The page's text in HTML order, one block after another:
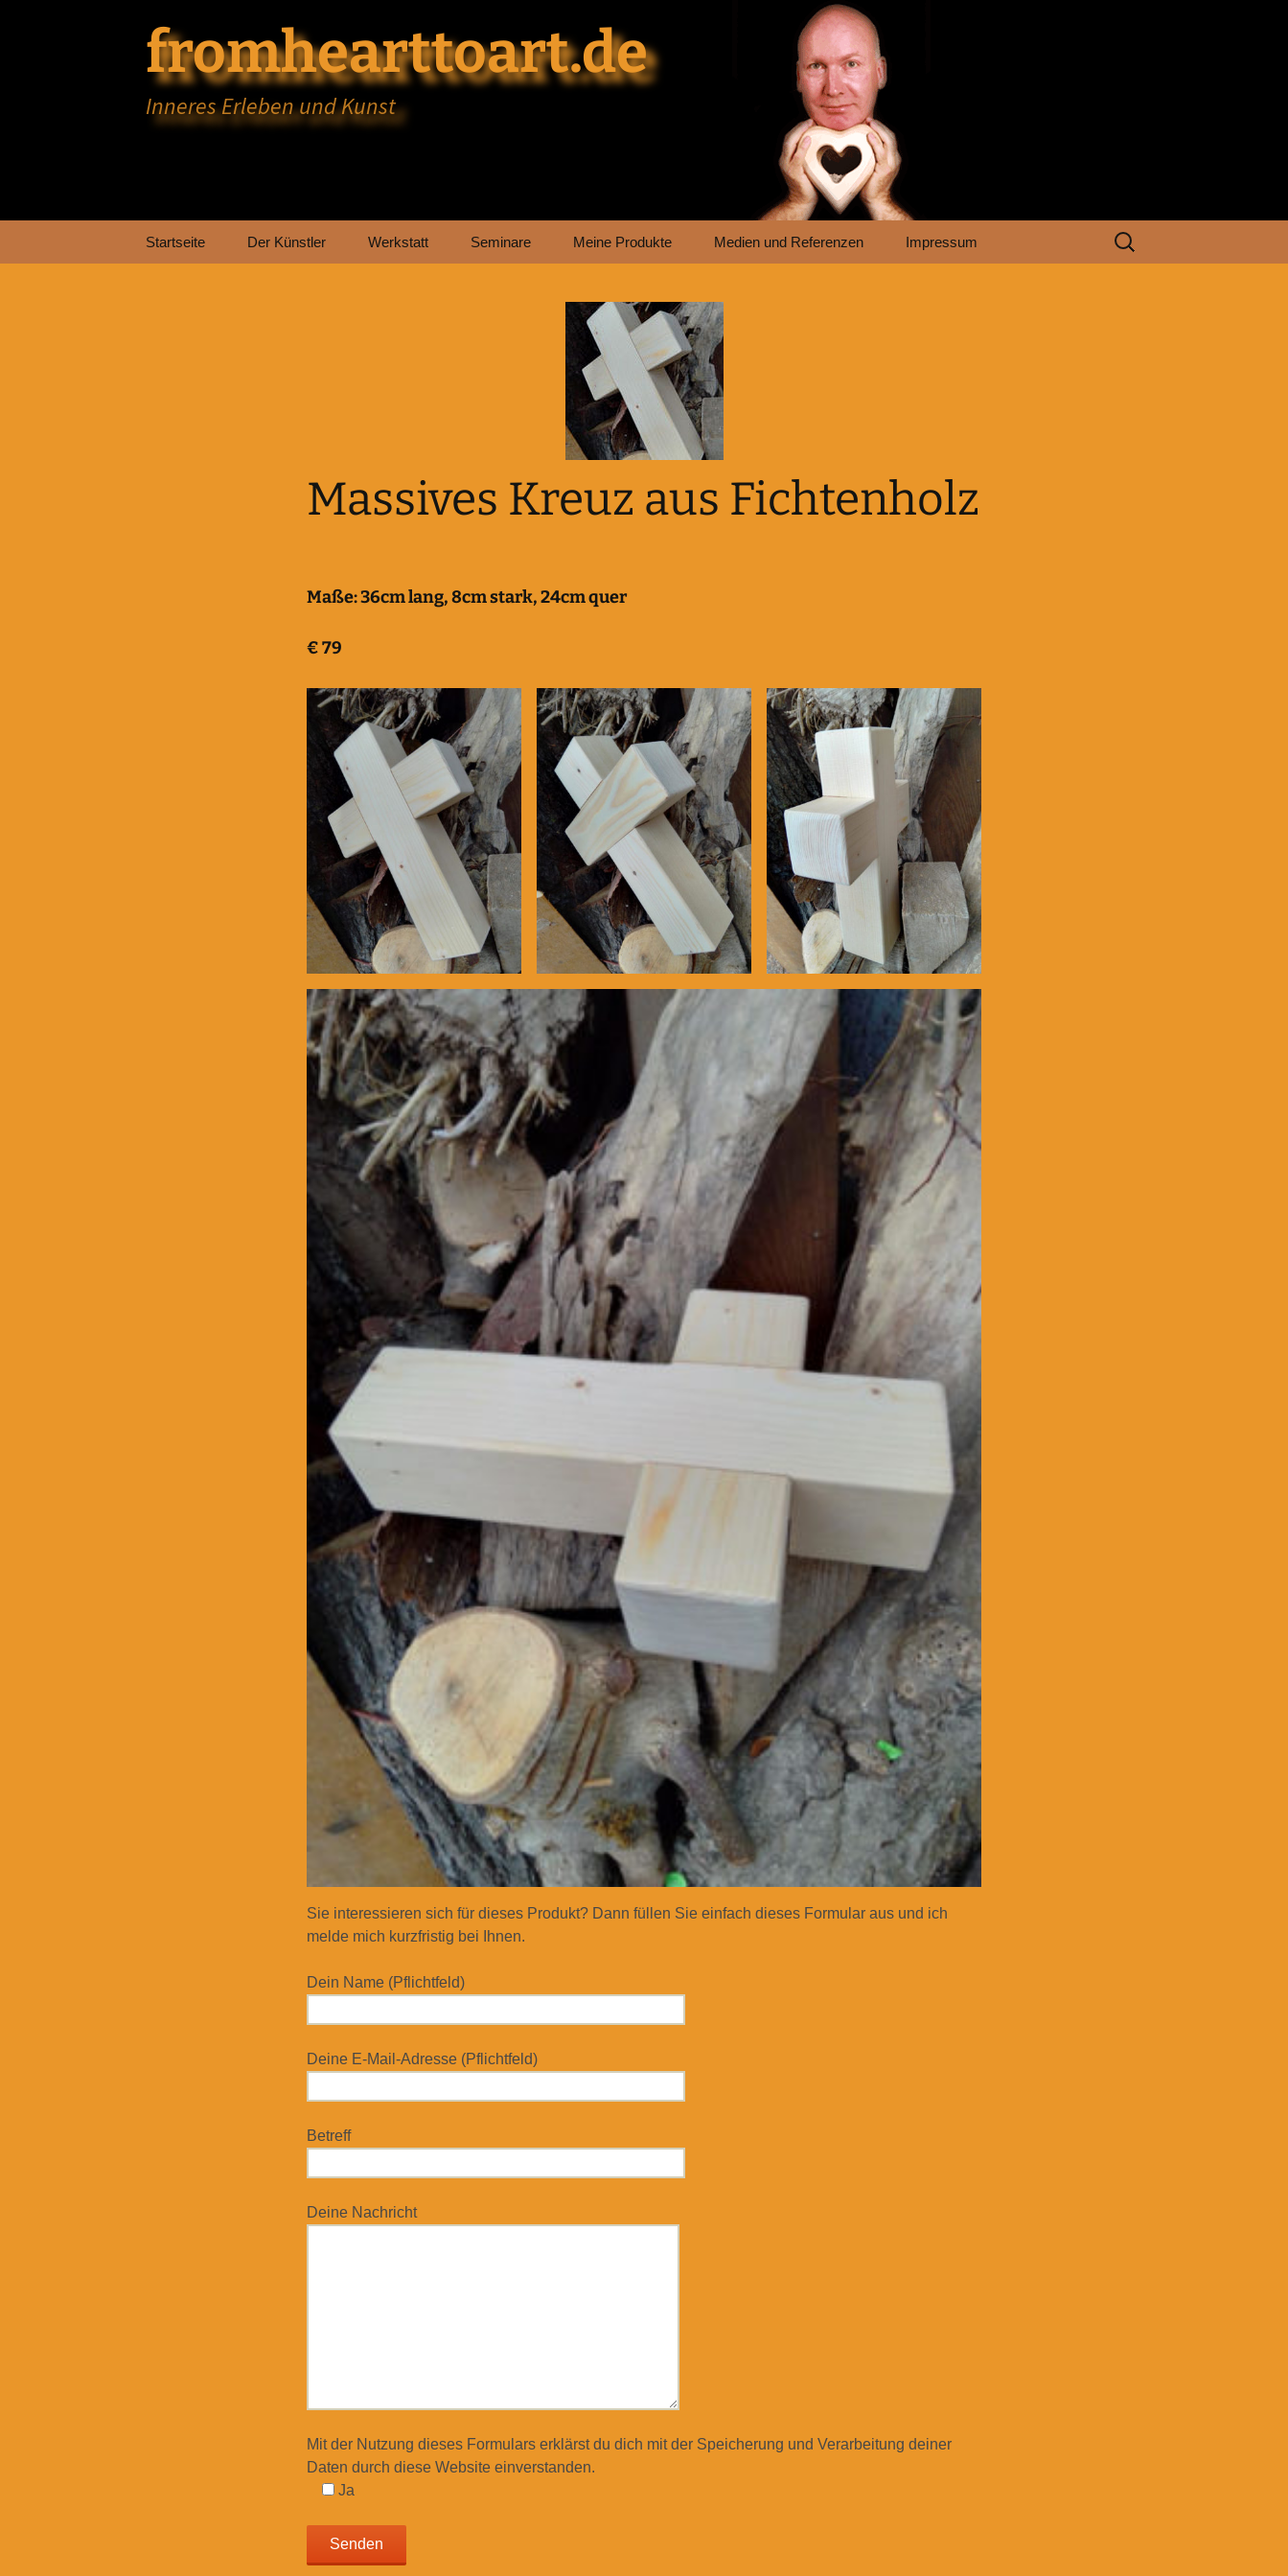
fromhearttoart.de
Inneres Erleben und Kunst
Startseite Der Künstler Werkstatt Seminare Meine Produkte Medien und Referenzen Impressum
Suchen
nach:
Massives Kreuz aus Fichtenholz
Maße:36cm lang, 8cm stark, 24cm quer
€79
Sie interessieren sich für dieses Produkt? Dann füllen Sie einfach dieses Formular aus und ich
melde mich kurzfristig bei Ihnen.
Dein Name (Pflichtfeld)
Deine E-Mail-Adresse (Pflichtfeld)
Betreff
Deine Nachricht
Mit der Nutzung dieses Formulars erklärst du dich mit der Speicherung und Verarbeitung deiner
Daten durch diese Website einverstanden.
Ja